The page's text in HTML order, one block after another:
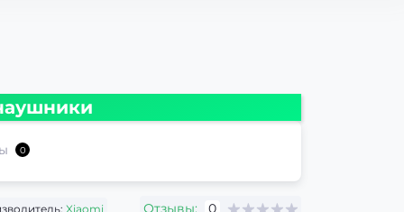
0
Xiaomi Отзывы: 0